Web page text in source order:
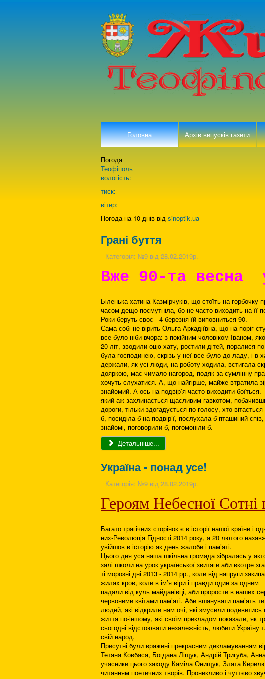
Головна Архів випусків газети
Погода
Теофіполь
вологість:
тиск:
вітер:
Погода на 10 днів від sinoptik.ua
Грані буття
Категорія: №9 від 28.02.2019р.
Вже 90-та весна
Біленька хатина Казмірчуків, що стоїть на горбочку
часом дещо посмутніла, бо не часто виходить на її
Роки беруть своє - 4 березня їй виповниться 90.
Сама собі не вірить Ольга Аркадіївна, що на поріг
все було ніби вчора: з покійним чоловіком Іваном,
20 літ, зводили оцю хату, ростили дітей, поралися
була господинею, скрізь у неї все було до ладу, і в
держали, як усі люди, на роботу ходила, встигала
дояркою, має чимало нагород, подяк за сумлінну
хочуть слухатися. А, що найгірше, майже втратила
знайомий. А ось на подвір’я часто виходити
який аж захлинається щасливим гавкотом,
дороги, тільки здогадується по голосу, хто
б, посиділа б на подвір’ї, послухала б пташиний
знайомі, поговорили б, погомоніли б.
Детальніше...
Україна - понад усе!
Категорія: №9 від 28.02.2019р.
Героям Небесної Сотні
Багато трагічних сторінок є в історії нашої країни і
них-Революція Гідності 2014 року, а 20 лютого
увійшов в історію як день жалоби і пам’яті.
Цього дня уся наша шкільна громада зібралась у
залі школи на урок української звитяги аби вкотре
ті морозні дні 2013 - 2014 рр., коли від напруги
жилах кров, коли в ім’я віри і правди один за одним
падали від куль майданівці, аби прорости в наших
червоними квітами пам’яті. Аби вшанувати пам’ять
людей, які відкрили нам очі, які змусили подивитись
життя по-іншому, які своїм прикладом показали, як
сьогодні відстоювати незалежність, любити Україну
свій народ.
Присутні були вражені прекрасним декламуванням
Тетяна Ковбаса, Богдана Ліщук, Андрій Тригуба,
учасники цього заходу Каміла Онищук, Злата
читанням поетичних творів. Проникливо і чуттєво